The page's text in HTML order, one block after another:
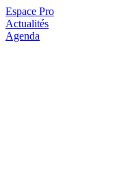
Espace Pro
Actualités
Agenda